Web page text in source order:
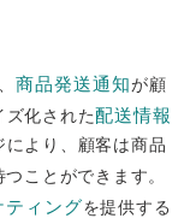
商品発送通知が顧
ズ化された配送情報
より、顧客は商品
ことができます。
ティングを提供する